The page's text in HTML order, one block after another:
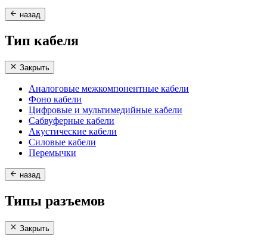
назад
Тип кабеля
Закрыть
Аналоговые межкомпонентные кабели
Фоно кабели
Цифровые и мультимедийные кабели
Сабвуферные кабели
Акустические кабели
Силовые кабели
Перемычки
назад
Типы разъемов
Закрыть